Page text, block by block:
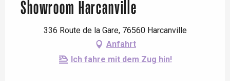
Showroom Harcanville
336 Route de la Gare, 76560 Harcanville
Anfahrt
Ich fahre mit dem Zug hin!